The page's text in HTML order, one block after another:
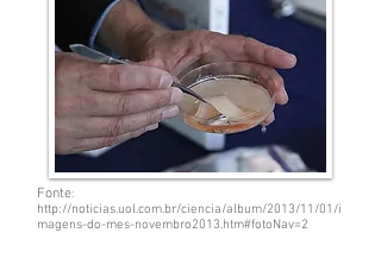
Fonte:
http://noticias.uol.com.br/ciencia/album/2013/11/01/i
magens-do-mes-novembro2013.htm#fotoNav=2